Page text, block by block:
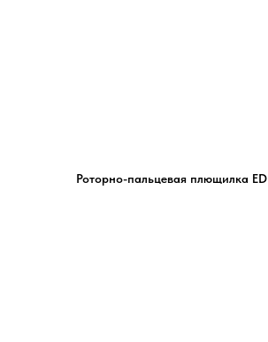
Роторно-пальцевая плющилка ED